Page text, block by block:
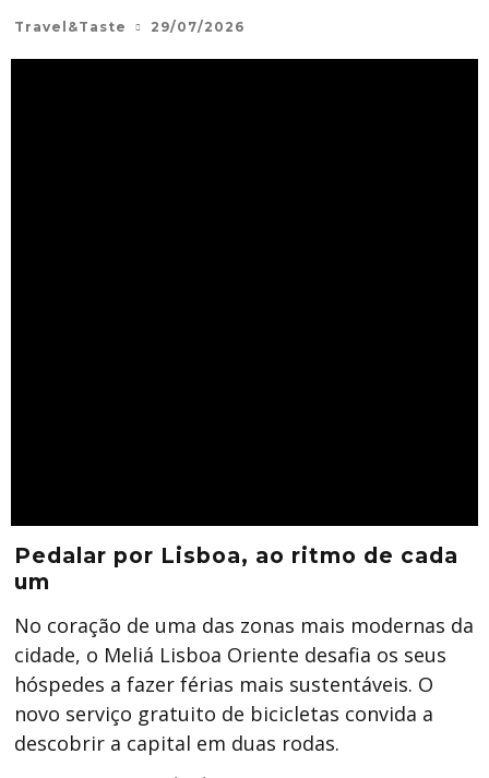
Travel&Taste 29/07/2026
Pedalar por Lisboa, ao ritmo de cada
um
No coração de uma das zonas mais modernas da
cidade, o Meliá Lisboa Oriente desafia os seus
hóspedes a fazer férias mais sustentáveis. O
novo serviço gratuito de bicicletas convida a
descobrir a capital em duas rodas.